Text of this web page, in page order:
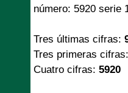
número: 5920 serie
Tres últimas cifras:
Tres primeras cifras:
Cuatro cifras: 5920